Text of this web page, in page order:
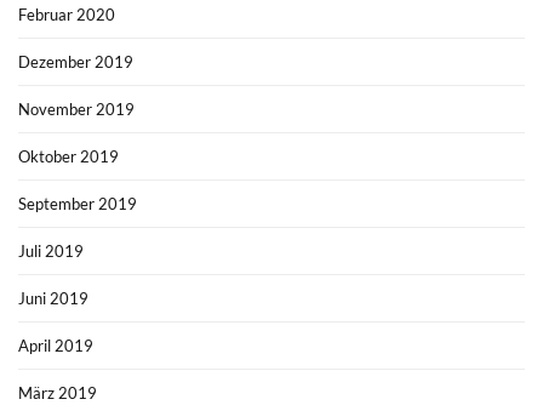
Februar 2020
Dezember 2019
November 2019
Oktober 2019
September 2019
Juli 2019
Juni 2019
April 2019
März 2019